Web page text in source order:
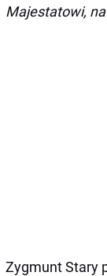
Majestatowi,
Zygmunt Stary